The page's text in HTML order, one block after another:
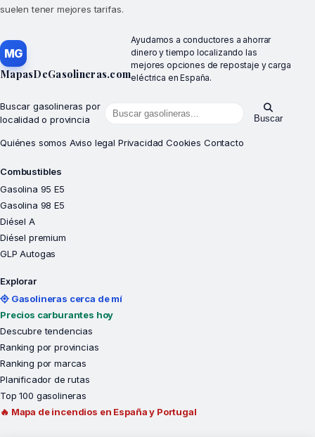
suelen tener mejores tarifas.
MG
MapasDeGasolineras.com
Ayudamos a conductores a ahorrar
dinero y tiempo localizando las
mejores opciones de repostaje y carga
eléctrica en España.
Buscar gasolineras por
localidad o provincia
Buscar
Quiénes somos Aviso legal Privacidad Cookies Contacto
Combustibles
Gasolina 95 E5
Gasolina 98 E5
Diésel A
Diésel premium
GLP Autogas
Explorar
Gasolineras cerca de mí
Precios carburantes hoy
Descubre tendencias
Ranking por provincias
Ranking por marcas
Planificador de rutas
Top 100 gasolineras
🔥 Mapa de incendios en España y Portugal